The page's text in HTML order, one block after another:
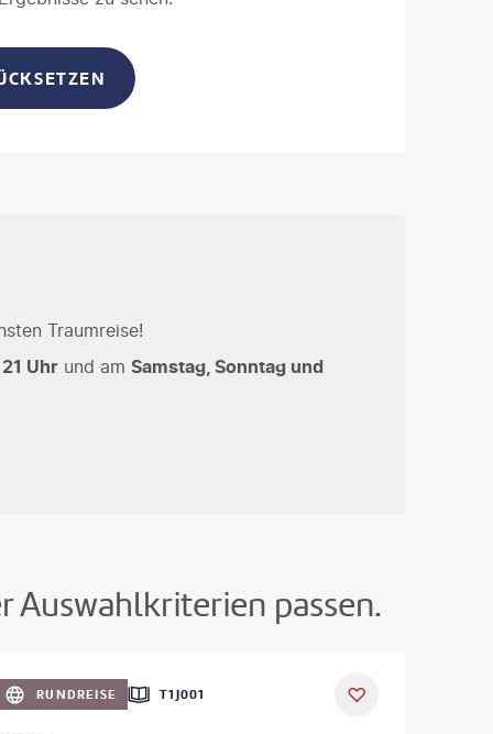
Traumreise!
Uhr und am Samstag, Sonntag und
Auswahlkriterien passen.
RUNDREISE T1J001